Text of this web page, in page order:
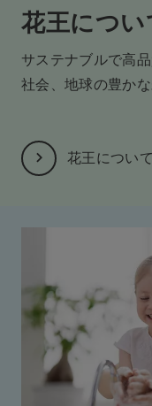
花王につい
サステナブルで高
社会、地球の豊か
花王につい